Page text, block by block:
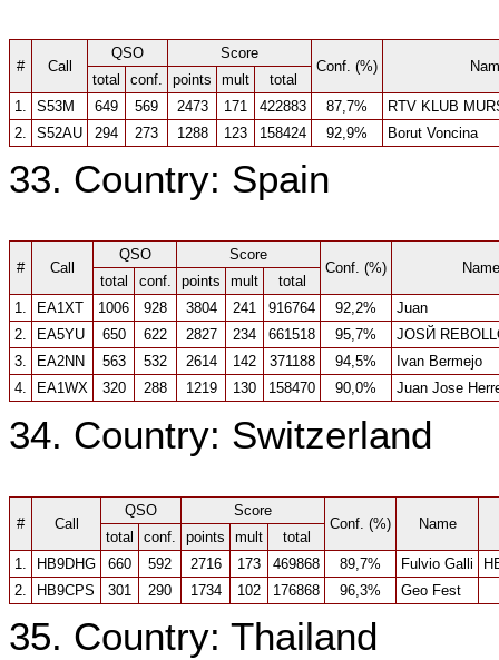
# Call
QSO
Score
Conf. (%)
total
conf. points mult
total
1.
S53M 649 569 2473 171 422883 87,7%
RTV KLUB
2.
S52AU 294 273 1288 123 158424 92,9% Borut Voncina
33. Country: Spain
# Call
QSO
Score
Conf. (%)
Name
total
conf. points mult
total
1.
EA1XT 1006 928 3804 241 916764 92,2%
Juan
2.
EA5YU 650 622 2827 234 661518 95,7%
JOSЙ
3.
EA2NN 563 532 2614 142 371188 94,5%
Ivan Bermejo
4.
EA1WX 320 288 1219 130 158470 90,0% Juan Jose
34. Country: Switzerland
# Call
QSO
Score
Conf. (%)
Name
total
conf. points mult
total
1.
HB9DHG 660 592 2716 173 469868 89,7% Fulvio Galli
2.
HB9CPS 301 290 1734 102 176868 96,3% Geo Fest
35. Country: Thailand